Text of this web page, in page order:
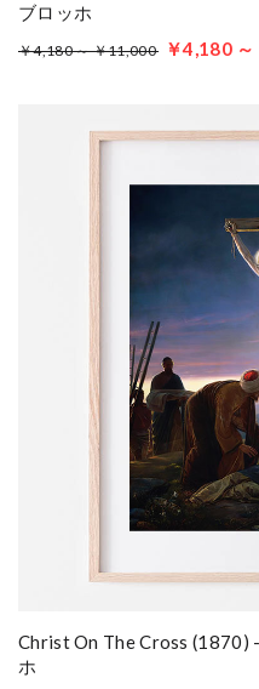
ブロッホ
￥4,180 ～ ￥11,000 ￥4,180
Christ On The Cross (1870)
ホ